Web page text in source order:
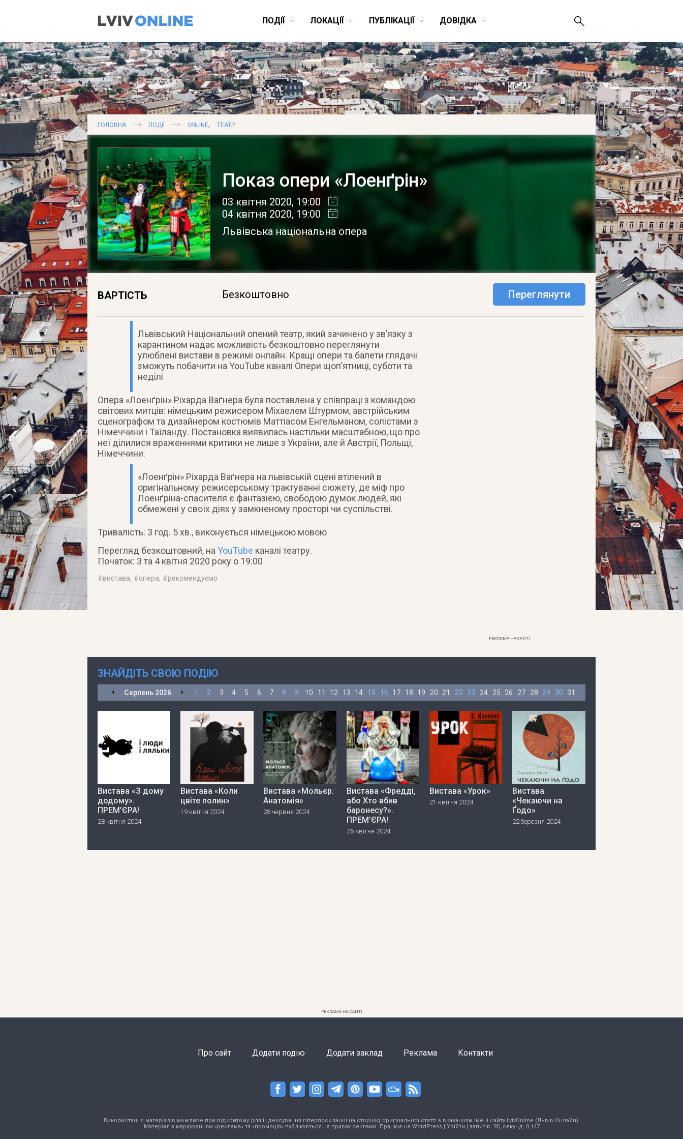
ПОДІЇ ЛОКАЦІЇ ПУБЛІКАЦІЇ ДОВІДКА
ГОЛОВНА ПОДІЇ ONLINE, ТЕАТР
Показ опери «Лоенґрін»
03 квітня 2020, 19:00
04 квітня 2020, 19:00
Львівська національна опера
ВАРТІСТЬ Безкоштовно Переглянути
Львівський Національний опений театр, який зачинено у зв’язку з
карантином надає можливість безкоштовно переглянути
улюблені вистави в режимі онлайн. Кращі опери та балети глядачі
зможуть побачити на YouTube каналі Опери щоп’ятниці, суботи та
неділі
Опера «Лоенґрін» Ріхарда Ваґнера була поставлена у співпраці з командою
світових митців: німецьким режисером Міхаелем Штурмом, австрійським
сценографом та дизайнером костюмів Маттіасом Енгельманом, солістами з
Німеччини і Таїланду. Постановка виявилась настільки масштабною, що про
неї ділилися враженнями критики не лише з України, але й Австрії, Польщі,
Німеччини.
«Лоенґрін» Ріхарда Ваґнера на львівській сцені втілений в
оригінальному режисерському трактуванні сюжету, де міф про
Лоенґріна-спасителя є фантазією, свободою думок людей, які
обмежені у своїх діях у замкненому просторі чи суспільстві.
Тривалість: 3 год. 5 хв., виконується німецькою мовою
Перегляд безкоштовний, на YouTube каналі театру.
Початок: 3 та 4 квітня 2020 року о 19:00
#вистава, #опера, #рекомендуємо
РЕКЛАМА НА САЙТІ
ЗНАЙДІТЬ СВОЮ ПОДІЮ
Серпень 2026 1 2 3 4 5 6 7 8 9 10 11 12 13 14 15 16 17 18 19 20 21 22 23 24 25 26 27 28 29 30 31
Вистава «З дому
додому».
ПРЕМ’ЄРА!
28 квітня 2024
Вистава «Коли
цвіте полин»
19 квітня 2024
Вистава «Мольєр.
Анатомія»
28 червня 2024
Вистава «Фредді,
або Хто вбив
баронесу?».
ПРЕМ’ЄРА!
25 квітня 2024
Вистава «Урок»
21 квітня 2024
Вистава
«Чекаючи на
Ґодо»
22 березня 2024
РЕКЛАМА НА САЙТІ
Про сайт Додати подію Додати заклад Реклама Контакти
Використання матеріалів можливе при відкритому для індексування гіперпосиланні на сторінку оригінальної статті з вказанням імені сайту LvivOnline (Львів Онлайн).
Матеріал з маркуванням «реклама» та «промоція» публікується на правах реклами. Працює на WordPress| Увійти | запитів: 95, секунд: 0,147